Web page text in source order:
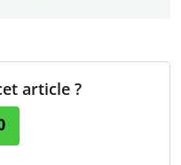
article ?